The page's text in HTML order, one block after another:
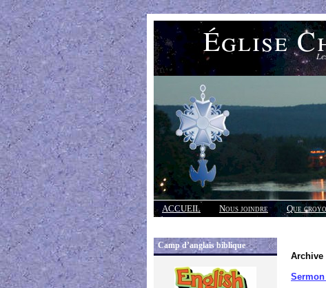
Église
ACCUEIL Nous joindre Que
Réponses
Camp d’anglais biblique
Archive
Sermon